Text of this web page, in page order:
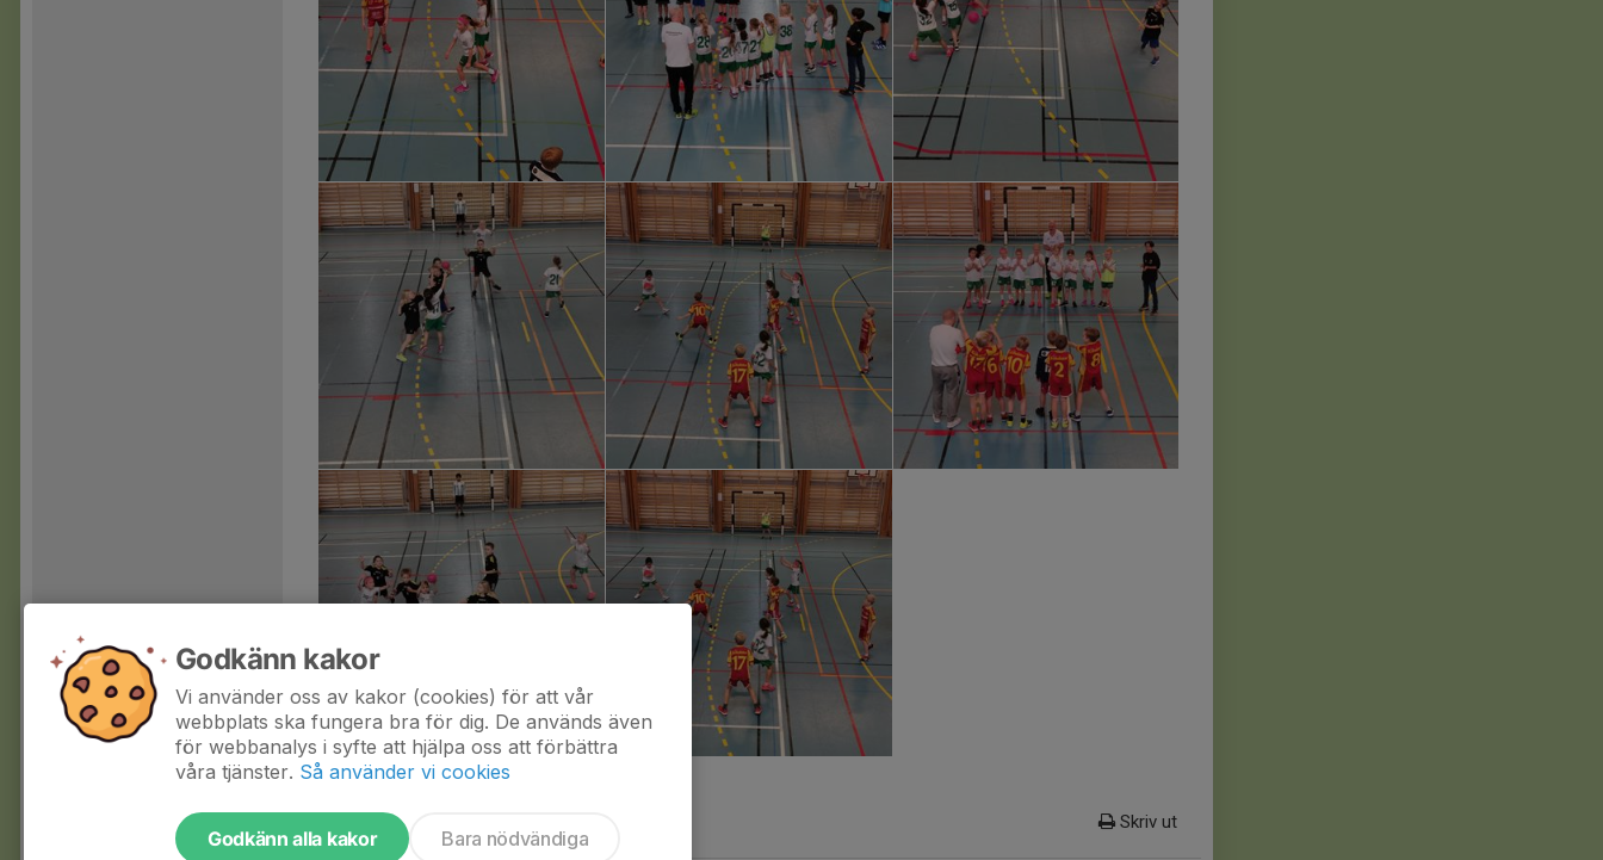
Skriv ut
Godkänn kakor
Vi använder oss av kakor (cookies) för att vår
webbplats ska fungera bra för dig. De används även
för webbanalys i syfte att hjälpa oss att förbättra
våra tjänster. Så använder vi cookies
Godkänn alla kakor Bara nödvändiga